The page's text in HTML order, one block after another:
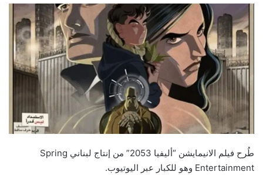
طُرح فيلم الانيمايشن “​أليفيا 2053​” من إنتاج لبناني Spring
Entertainment وهو للكبار عبر اليوتيوب.